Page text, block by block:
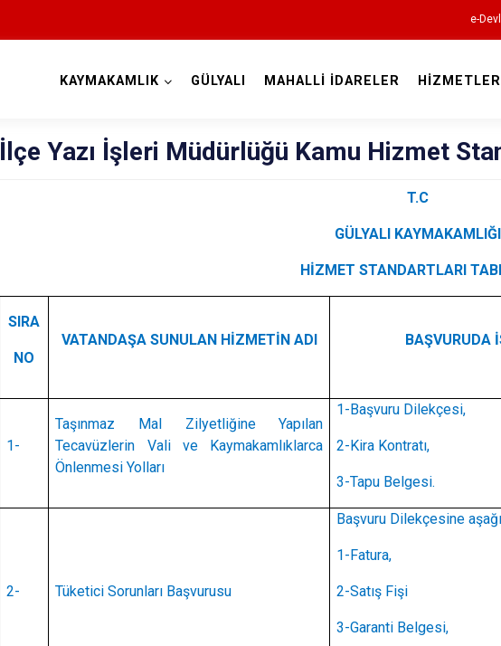
e-
Akkuş
Aybastı
Çamaş
Çatalpınar
Gülyalı
Gürgentepe
İkizce
KAYMAKAMLIK GÜLYALI MAHALLİ İDARELER
İlçe Yazı İşleri Müdürlüğü Kamu Hizmet
T.C
GÜLYALI KAYMAKAMLIĞI
HİZMET STANDARTLARI
SIRA
NO
VATANDAŞA SUNULAN HİZMETİN ADI BAŞVURUDA
1-
Taşınmaz Mal Zilyetliğine Yapılan
Tecavüzlerin Vali ve Kaymakamlıklarca
Önlenmesi Yolları
1-Başvuru Dilekçesi,
2-Kira Kontratı,
3-Tapu Belgesi.
2- Tüketici Sorunları Başvurusu
Başvuru Dilekçesine
1-Fatura,
2-Satış Fişi
3-Garanti Belgesi,